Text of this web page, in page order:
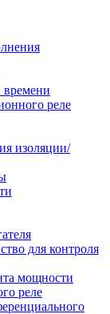
времени
реле
изоляции/
для контроля
мощности
реле